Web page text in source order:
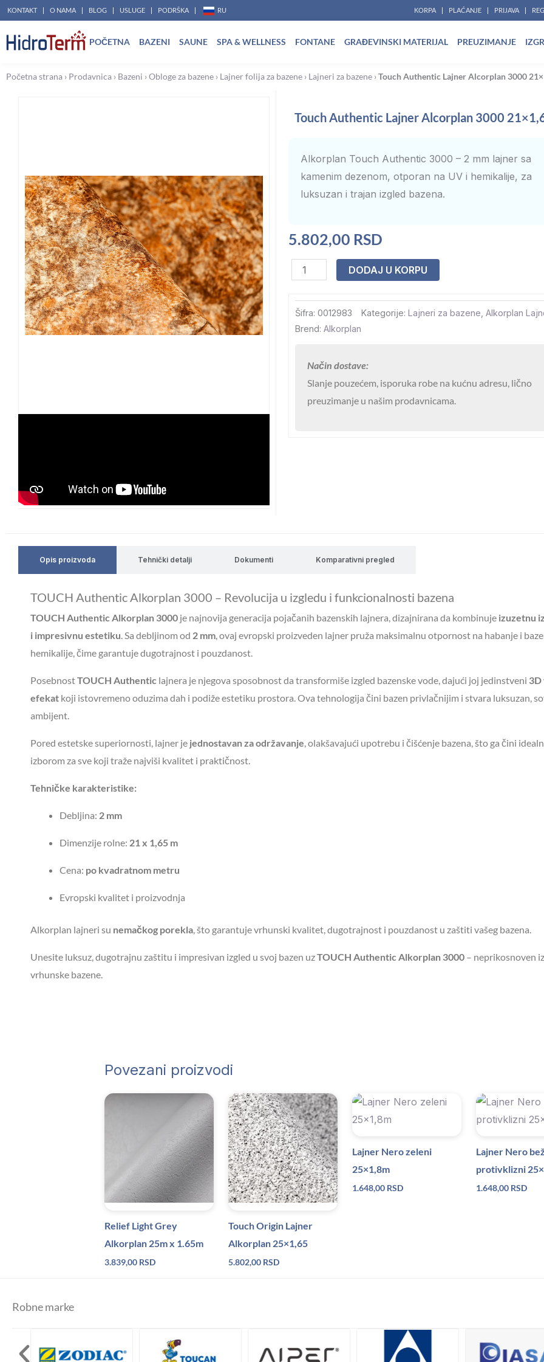
Pređi
sadržaj
KONTAKT O NAMA BLOG USLUGE PODRŠKA RU KORPA PLAĆANJE PRIJAVA
POČETNA BAZENI SAUNE SPA & WELLNESS FONTANE GRAĐEVINSKI MATERIJAL PREUZIMANJE
Početna strana › Prodavnica › Bazeni ›Obloge za bazene › Lajner folija za bazene › Lajneri za bazene ›Touch Authentic Lajner Alcorplan 3000
Touch Authentic Lajner Alcorplan 3000
Alkorplan Touch Authentic 3000 – 2 mm lajner sa
kamenim dezenom, otporan na UV i hemikalije, za
luksuzan i trajan izgled bazena.
5.802,00 RSD
Touch
Authentic
Lajner
Alcorplan
3000
količina
DODAJ U KORPU
Šifra: 0012983 Kategorije: Lajneri za bazene Alkorplan
Brend: Alkorplan
Način dostave:
Slanje pouzećem, isporuka robe na kućnu adresu, lično
preuzimanje u našim prodavnicama.
Opis proizvoda Tehnički detalji Dokumenti Komparativni pregled
TOUCH Authentic Alkorplan 3000 – Revolucija u izgledu i funkcionalnosti bazena
TOUCH Authentic Alkorplan 3000 je najnovija generacija pojačanih bazenskih lajnera, dizajnirana da kombinuje izuzetnu
i impresivnu estetiku. Sa debljinom od 2 mm, ovaj evropski proizveden lajner pruža maksimalnu otpornost na habanje i
hemikalije, čime garantuje dugotrajnost i pouzdanost.
PosebnostTOUCH Authentic lajnera je njegova sposobnost da transformiše izgled bazenske vode, dajući joj jedinstveni 3D
efekat koji istovremeno oduzima dah i podiže estetiku prostora. Ova tehnologija čini bazen privlačnijim i stvara luksuzan,
ambijent.
Pored estetske superiornosti, lajner je jednostavan za održavanje, olakšavajući upotrebu i čišćenje bazena, što ga čini
izborom za sve koji traže najviši kvalitet i praktičnost.
Tehničke karakteristike:
Debljina: 2 mm
Dimenzije rolne: 21 x 1,65 m
Cena: po kvadratnom metru
Evropski kvalitet i proizvodnja
Alkorplan lajneri su nemačkog porekla, što garantuje vrhunski kvalitet, dugotrajnost i pouzdanost u zaštiti vašeg bazena.
Unesite luksuz, dugotrajnu zaštitu i impresivan izgled u svoj bazen uzTOUCH Authentic Alkorplan 3000 – neprikosnoven
vrhunske bazene.
Povezani proizvodi
Relief Light Grey
Alkorplan 25m x 1.65m
3.839,00 RSD
Touch Origin Lajner
Alkorplan 25×1,65
5.802,00 RSD
Lajner Nero zeleni
25×1,8m
1.648,00 RSD
Lajner Nero bež
protivklizni
1.648,00 RSD
Robne marke